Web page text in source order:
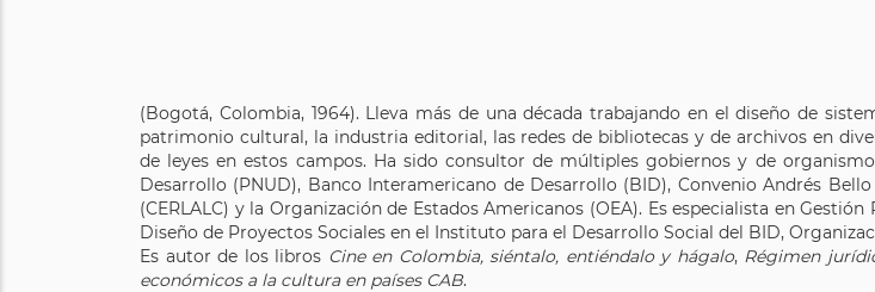
(Bogotá, Colombia, 1964). Lleva más de una década trabajando en el diseño de
patrimonio cultural, la industria editorial, las redes de bibliotecas y de archivos en
de leyes en estos campos. Ha sido consultor de múltiples gobiernos y de
Desarrollo (PNUD), Banco Interamericano de Desarrollo (BID), Convenio Andrés
(CERLALC) y la Organización de Estados Americanos (OEA). Es especialista en
Diseño de Proyectos Sociales en el Instituto para el Desarrollo Social del BID,
Es autor de los libros Cine en Colombia, siéntalo, entiéndalo y hágalo, Régimen
económicos a la cultura en países CAB.